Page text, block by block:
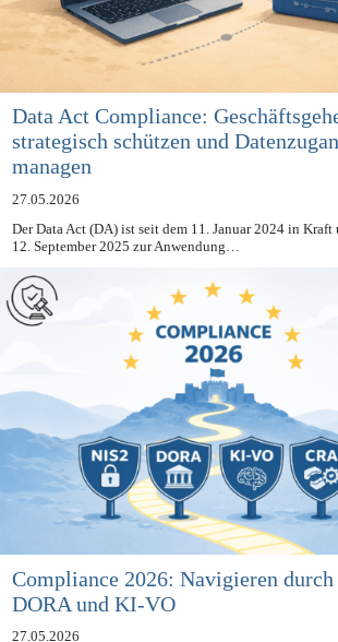
Data Act Compliance:
strategisch schützen und Datenzugang
managen
27.05.2026
Der Data Act (DA) ist seit dem 11. Januar 2024 in Kraft
Compliance 2026: Navigieren durch
DORA und KI-VO